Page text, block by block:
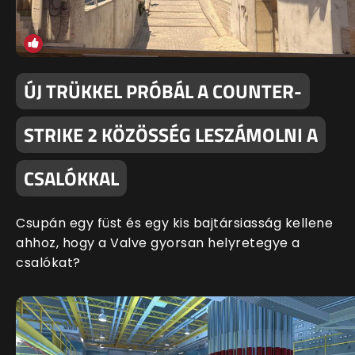
ÚJ TRÜKKEL PRÓBÁL A COUNTER-
STRIKE 2 KÖZÖSSÉG LESZÁMOLNI A
CSALÓKKAL
Csupán egy füst és egy kis bajtársiasság kellene
ahhoz, hogy a Valve gyorsan helyretegye a
csalókat?